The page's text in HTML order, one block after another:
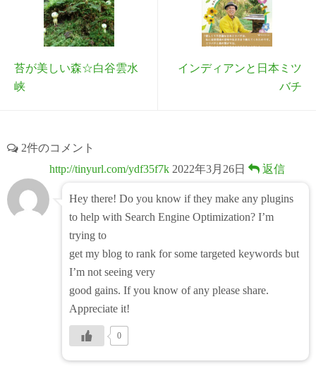
苔が美しい森☆白谷雲水
峡
インディアンと日本ミツ
バチ
2件のコメント
http://tinyurl.com/ydf35f7k 2022年3月26日 返信
Hey there! Do you know if they make any plugins
to help with Search Engine Optimization? I’m
trying to
get my blog to rank for some targeted keywords but
I’m not seeing very
good gains. If you know of any please share.
Appreciate it!
0